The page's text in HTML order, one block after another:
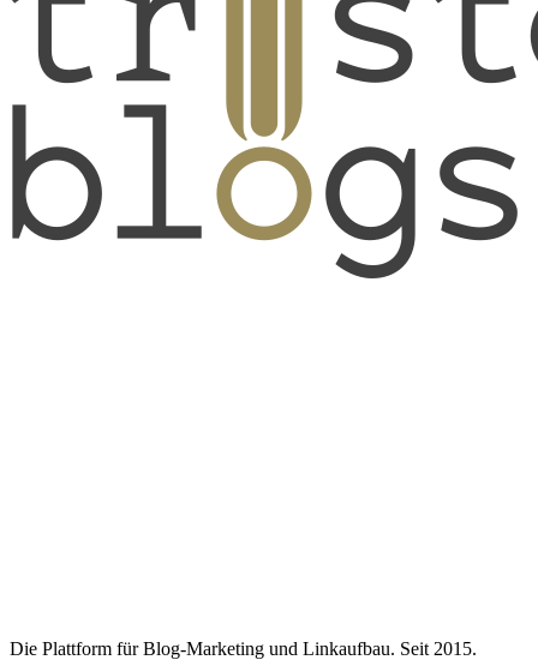
Die Plattform für Blog-Marketing und Linkaufbau. Seit 2015.